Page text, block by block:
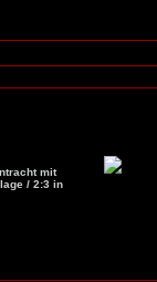
mit
/ 2:3 in